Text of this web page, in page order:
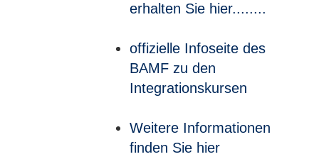
erhalten Sie hier........
offizielle Infoseite des
BAMF zu den
Integrationskursen
Weitere Informationen
finden Sie hier